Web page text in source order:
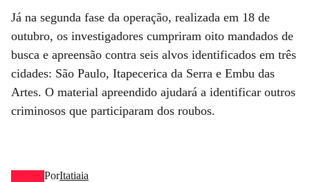
Já na segunda fase da operação, realizada em 18 de
outubro, os investigadores cumpriram oito mandados de
busca e apreensão contra seis alvos identificados em três
cidades: São Paulo, Itapecerica da Serra e Embu das
Artes. O material apreendido ajudará a identificar outros
criminosos que participaram dos roubos.
PorItatiaia